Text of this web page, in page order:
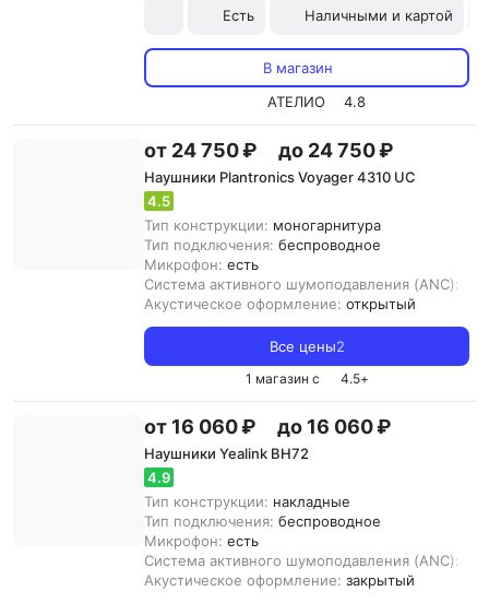
Есть Наличными и картой
В магазин
АТЕЛИО
4.8
от 24 750 ₽ до 24 750 ₽
Наушники Plantronics Voyager 4310 UC
4.5
Тип конструкции: моногарнитура
Тип подключения: беспроводное
Микрофон: есть
Система активного шумоподавления (ANC):
Акустическое оформление: открытый
Все цены2
1 магазин с 4.5+
от 16 060 ₽ до 16 060 ₽
Наушники Yealink BH72
4.9
Тип конструкции: накладные
Тип подключения: беспроводное
Микрофон: есть
Система активного шумоподавления (ANC):
Акустическое оформление: закрытый